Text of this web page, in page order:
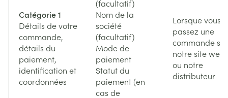
Catégorie 1
Détails de votre
commande,
détails du
paiement,
identification et
coordonnées
(facultatif)
Nom de la
société
(facultatif)
Mode de
paiement
Statut du
paiement (en
cas de
Lorsque vous
passez une
commande sur
notre site web
ou notre
distributeur